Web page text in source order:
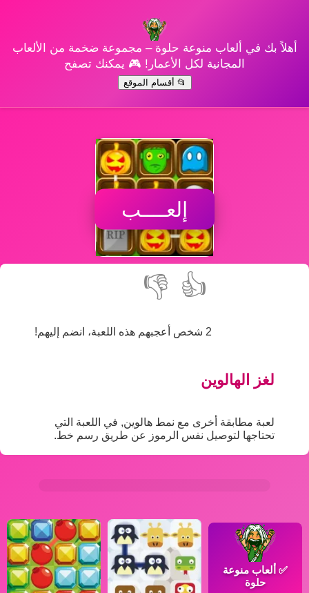
أهلاً بك في ألعاب منوعة حلوة – مجموعة ضخمة من الألعاب
المجانية لكل الأعمار! 🎮 يمكنك تصفح
📂 أقسام الموقع
إلعــــب
👍
👎
2 شخص أعجبهم هذه اللعبة، انضم إليهم!
لغز الهالوين
لعبة مطابقة أخرى مع نمط هالوين, في اللعبة التي
تحتاجها لتوصيل نفس الرموز عن طريق رسم خط.
✅ ألعاب منوعة
حلوة